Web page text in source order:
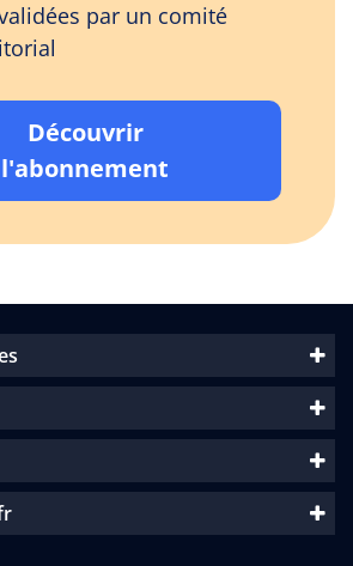
par un comité
Découvrir
l'abonnement